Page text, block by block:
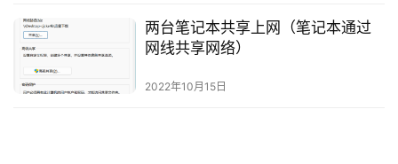
两台笔记本共享上网（笔记本通过
网线共享网络）
2022年10月15日